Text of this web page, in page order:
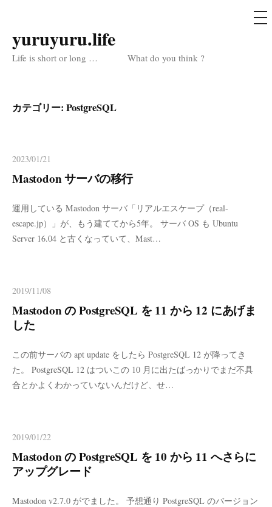
コ
ン
ッ
プ
yuruyuru.life
Life is short or long … What do you think ?
メ
ニ
カテゴリー: PostgreSQL
2023/01/21
Mastodon サーバの移行
運用している Mastodon サーバ「リアルエスケープ（real-
escape.jp）」が、もう建ててから5年。 サーバ OS も Ubuntu
Server 16.04 と古くなっていて、Mast…
2019/11/08
Mastodon の PostgreSQL を 11 から 12 にあげま
した
この前サーバの apt update をしたら PostgreSQL 12 が降ってき
た。 PostgreSQL 12 はついこの 10 月に出たばっかりでまだ不具
合とかよくわかっていないんだけど、せ…
2019/01/22
Mastodon の PostgreSQL を 10 から 11 へさらに
アップグレード
Mastodon v2.7.0 がでました。 予想通り PostgreSQL のバージョン